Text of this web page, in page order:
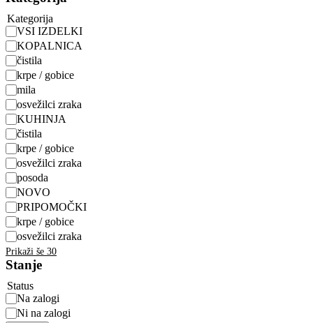
Kategorija
VSI IZDELKI
KOPALNICA
čistila
krpe / gobice
mila
osvežilci zraka
KUHINJA
čistila
krpe / gobice
osvežilci zraka
posoda
NOVO
PRIPOMOČKI
krpe / gobice
osvežilci zraka
Prikaži še 30
Stanje
Status
Na zalogi
Ni na zalogi